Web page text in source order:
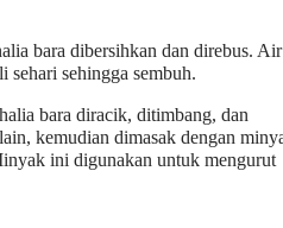
bara dibersihkan dan direbus. Air
sehari sehingga sembuh.
bara diracik, ditimbang, dan
kemudian dimasak dengan
ini digunakan untuk mengurut